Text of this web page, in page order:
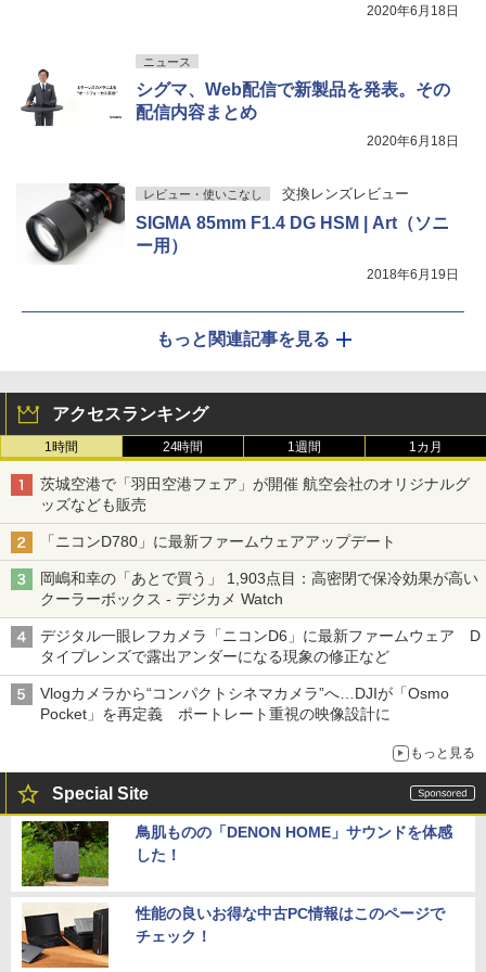
2020年6月18日
ニュース
シグマ、Web配信で新製品を発表。その
配信内容まとめ
2020年6月18日
レビュー・使いこなし 交換レンズレビュー
SIGMA 85mm F1.4 DG HSM | Art（ソニ
ー用）
2018年6月19日
もっと関連記事を見る
アクセスランキング
1時間 24時間 1週間 1カ月
茨城空港で「羽田空港フェア」が開催 航空会社のオリジナルグ
ッズなども販売
「ニコンD780」に最新ファームウェアアップデート
岡嶋和幸の「あとで買う」 1,903点目：高密閉で保冷効果が高い
クーラーボックス - デジカメ Watch
デジタル一眼レフカメラ「ニコンD6」に最新ファームウェア D
タイプレンズで露出アンダーになる現象の修正など
Vlogカメラから“コンパクトシネマカメラ”へ…DJIが「Osmo
Pocket」を再定義 ポートレート重視の映像設計に
もっと見る
Special Site
鳥肌ものの「DENON HOME」サウンドを体感
した！
性能の良いお得な中古PC情報はこのページで
チェック！